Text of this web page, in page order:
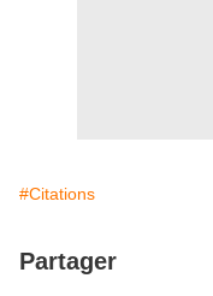
#Citations
Partager